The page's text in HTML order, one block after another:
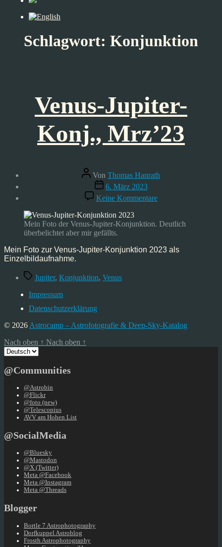
Schlagwort: Konjunktion
Venus-Jupiter-
Konj., Mrz’23
Beitragsautor
Von Thomas Hanrath
Veröffentlichungsdatum
6. März 2023
Keine Kommentarezu
Venus-
Konj.,
Mein Foto der Venus-Jupiter-Konjunktion. Deutlich
überbelichtet aber mir gefällts.
Mein Foto zur Venus-Jupiter-Konjunktion 2023 als
Einzelbildaufnahme.
Schlagwörter
Jupiter, Konjunktion, Venus
Impressum
Datenschutzerklärung
© 2026 Astrocamp – Astrofotografie & Deep-Sky-Katalog
Nach oben ↑ Nach oben ↑
Sprache
auswählen
@Communities
@Astrobin
@Flickr
@foto (new)
@Telescopius
AVV am Hohen List
@SocialMedia
@Bluesky
@Mastodon
@X (Twitter)
Meta @Facebook
Meta @Instagram
Meta @Threads
Blogger
Bortle 7 Astrophotography
Dorfkuppel Astroblog
Frosth Astrophotography